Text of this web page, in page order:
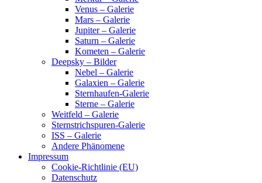
Venus – Galerie
Mars – Galerie
Jupiter – Galerie
Saturn – Galerie
Kometen – Galerie
Deepsky – Bilder
Nebel – Galerie
Galaxien – Galerie
Sternhaufen-Galerie
Sterne – Galerie
Weitfeld – Galerie
Sternstrichspuren-Galerie
ISS – Galerie
Andere Phänomene
Impressum
Cookie-Richtlinie (EU)
Datenschutz